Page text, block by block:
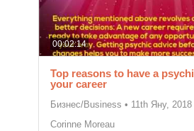
00:02:14
Top reasons to have a
your career
Бизнес/Business • 11th Яну, 2018
Corinne Moreau